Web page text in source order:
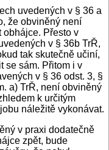
uvedených v § 36 a
že obviněný není
obhájce. Přesto v
v § 36b TrŘ,
tak skutečně učiní,
se sám. Přitom i v
v § 36 odst. 3, §
a) TrŘ, není obviněný
k určitým
náležitě vykonávat.
v praxi dodatečně
zpět, bude